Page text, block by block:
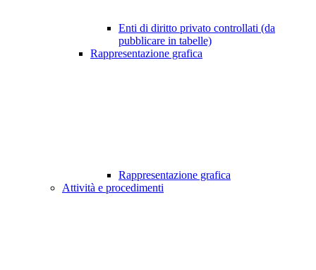
Enti di diritto privato controllati (da
pubblicare in tabelle)
Rappresentazione grafica
Rappresentazione grafica
Attività e procedimenti